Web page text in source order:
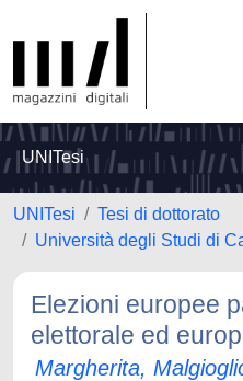
UNITesi
UNITesi
Tesi di dottorato
Università degli Studi di
Elezioni europee
elettorale ed
Margherita,